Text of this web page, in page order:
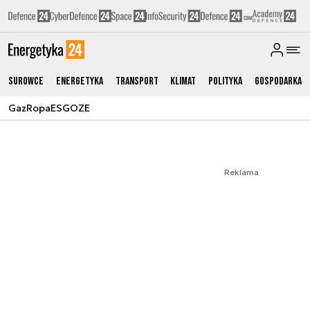
Surowce Energetyka Transport Klimat Polityka Gospodarka
GazRopaESGOZE
Reklama